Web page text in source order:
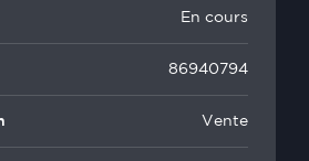
En cours
86940794
Vente